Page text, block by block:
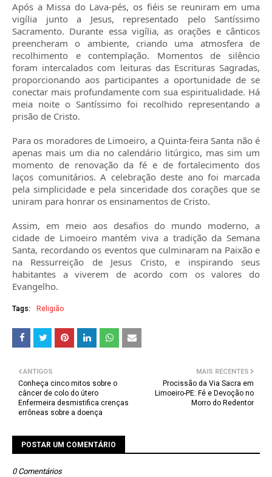
Após a Missa do Lava-pés, os fiéis se reuniram em uma
vigília junto a Jesus, representado pelo Santíssimo
Sacramento. Durante essa vigília, as orações e cânticos
preencheram o ambiente, criando uma atmosfera de
recolhimento e contemplação. Momentos de silêncio
foram intercalados com leituras das Escrituras Sagradas,
proporcionando aos participantes a oportunidade de se
conectar mais profundamente com sua espiritualidade. Há
meia noite o Santíssimo foi recolhido representando a
prisão de Cristo.
Para os moradores de Limoeiro, a Quinta-feira Santa não é
apenas mais um dia no calendário litúrgico, mas sim um
momento de renovação da fé e de fortalecimento dos
laços comunitários. A celebração deste ano foi marcada
pela simplicidade e pela sinceridade dos corações que se
uniram para honrar os ensinamentos de Cristo.
Assim, em meio aos desafios do mundo moderno, a
cidade de Limoeiro mantém viva a tradição da Semana
Santa, recordando os eventos que culminaram na Paixão e
na Ressurreição de Jesus Cristo, e inspirando seus
habitantes a viverem de acordo com os valores do
Evangelho.
Tags: Religião
MAIS RECENTES
Procissão da Via Sacra em
Limoeiro-PE: Fé e Devoção no
Morro do Redentor
ANTIGOS
Conheça cinco mitos sobre o
câncer de colo do útero
Enfermeira desmistifica crenças
errôneas sobre a doença
POSTAR UM COMENTÁRIO
0 Comentários